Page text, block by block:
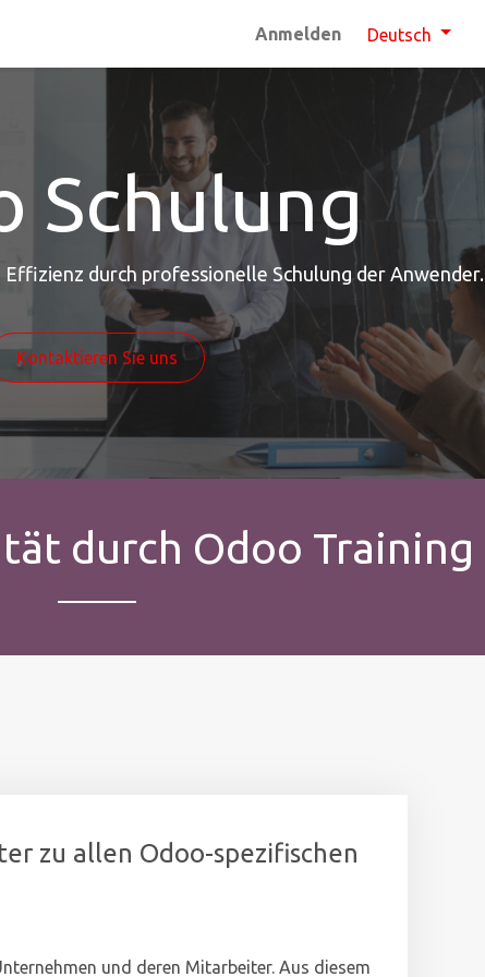
Anmelden Deutsch
Schulung
durch professionelle Schulung der Anwender.
Kontaktieren Sie uns
durch Odoo Training
zu allen Odoo-spezifischen
und deren Mitarbeiter. Aus diesem